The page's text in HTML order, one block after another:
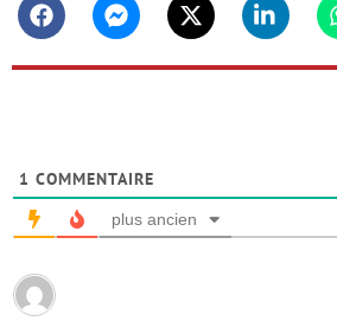
FacebookMessengerTwitter Linkedin
1 COMMENTAIRE
plus ancien